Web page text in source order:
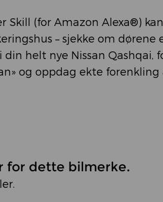
Skill (for Amazon Alexa®)
– sjekke om dørene
helt nye Nissan Qashqai,
og oppdag ekte forenkling
for dette bilmerke.